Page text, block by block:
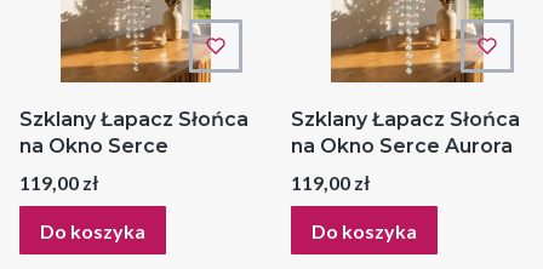
Szklany Łapacz Słońca
na Okno Serce
Cena
119,00 zł
Do koszyka
Szklany Łapacz Słońca
na Okno Serce Aurora
Cena
119,00 zł
Do koszyka